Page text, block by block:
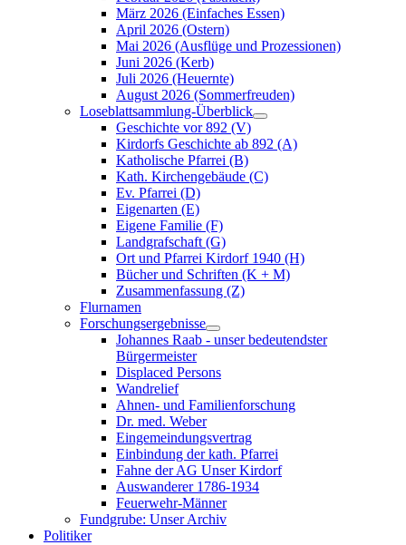
März 2026 (Einfaches Essen)
April 2026 (Ostern)
Mai 2026 (Ausflüge und Prozessionen)
Juni 2026 (Kerb)
Juli 2026 (Heuernte)
August 2026 (Sommerfreuden)
Loseblattsammlung-Überblick
Geschichte vor 892 (V)
Kirdorfs Geschichte ab 892 (A)
Katholische Pfarrei (B)
Kath. Kirchengebäude (C)
Ev. Pfarrei (D)
Eigenarten (E)
Eigene Familie (F)
Landgrafschaft (G)
Ort und Pfarrei Kirdorf 1940 (H)
Bücher und Schriften (K + M)
Zusammenfassung (Z)
Flurnamen
Forschungsergebnisse
Johannes Raab - unser bedeutendster
Bürgermeister
Displaced Persons
Wandrelief
Ahnen- und Familienforschung
Dr. med. Weber
Eingemeindungsvertrag
Einbindung der kath. Pfarrei
Fahne der AG Unser Kirdorf
Auswanderer 1786-1934
Feuerwehr-Männer
Fundgrube: Unser Archiv
Politiker